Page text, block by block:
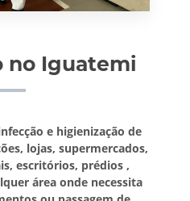
no Iguatemi
e higienização de
lojas, supermercados,
escritórios, prédios ,
área onde necessita